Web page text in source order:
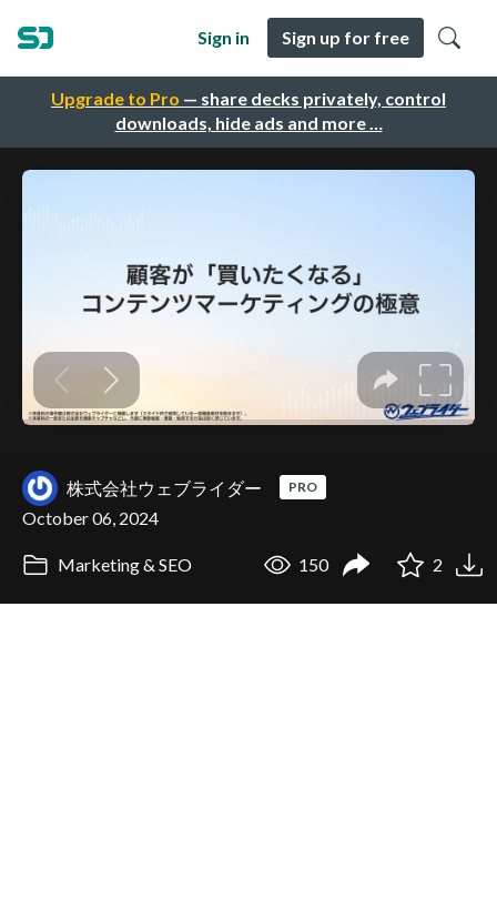
Upgrade to Pro — share decks privately, control
downloads, hide ads and more …
Sign in Sign up for free
株式会社ウェブライダー PRO
October 06, 2024
Marketing & SEO 150 2